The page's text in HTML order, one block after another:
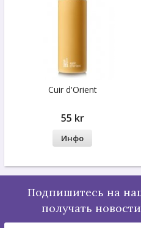
Cuir d'Orient
55 kr
Инфо
Подпишитесь на
получать